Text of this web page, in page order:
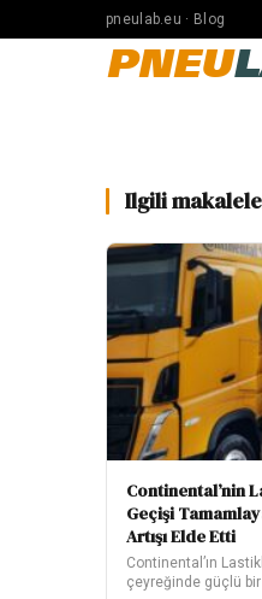
pneulab.eu · Blog
PNEU
Ilgili
Continental’nin
Geçişi
Artışı Elde Etti
Continental’ın
çeyreğinde güçlü